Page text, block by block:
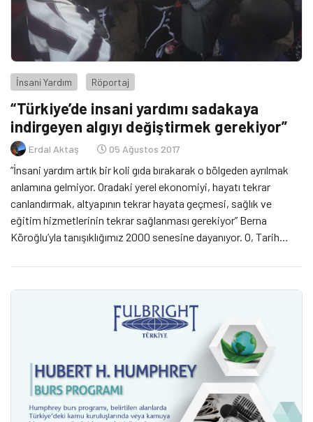
İnsani Yardım Röportaj
“Türkiye’de insani yardımı sadakaya
indirgeyen algıyı değiştirmek gerekiyor”
Erdal Aktaş 05 Ağustos 2017
“İnsani yardım artık bir koli gıda bırakarak o bölgeden ayrılmak
anlamına gelmiyor. Oradaki yerel ekonomiyi, hayatı tekrar
canlandırmak, altyapının tekrar hayata geçmesi, sağlık ve
eğitim hizmetlerinin tekrar sağlanması gerekiyor” Berna
Köroğlu’yla tanışıklığımız 2000 senesine dayanıyor. O, Tarih
projesinde, proje asistanlığı yaparken, ben de onun asistanlığını
yapıyordum. Bununla beraber Köroğlu’nun […]